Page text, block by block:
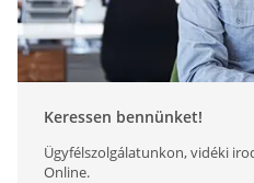
Keressen bennünket!
Ügyfélszolgálatunkon, vidéki
Online.